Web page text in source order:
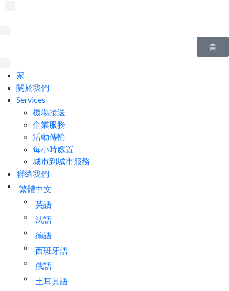
書
家
關於我們
Services
機場接送
企業服務
活動傳輸
每小時處置
城市到城市服務
聯絡我們
繁體中文
英語
法語
德語
西班牙語
俄語
土耳其語